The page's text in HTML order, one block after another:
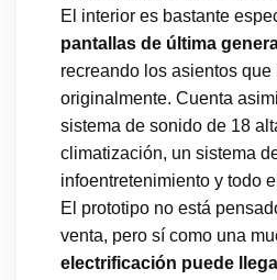
El interior es bastante
pantallas de última
recreando los asientos
originalmente. Cuenta
sistema de sonido de 18
climatización, un sistema
infoentretenimiento y todo
El prototipo no está
venta, pero sí como una
electrificación puede